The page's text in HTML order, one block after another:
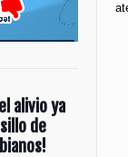
alivio ya
de